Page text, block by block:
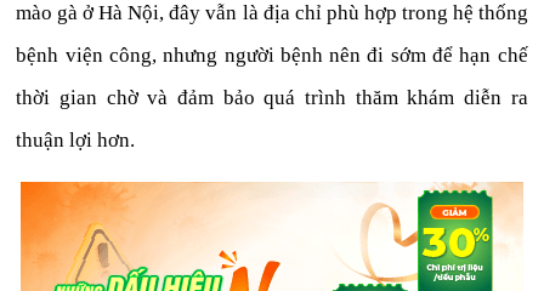
mào gà ở Hà Nội, đây vẫn là địa chỉ phù hợp trong hệ thống
bệnh viện công, nhưng người bệnh nên đi sớm để hạn chế
thời gian chờ và đảm bảo quá trình thăm khám diễn ra
thuận lợi hơn.